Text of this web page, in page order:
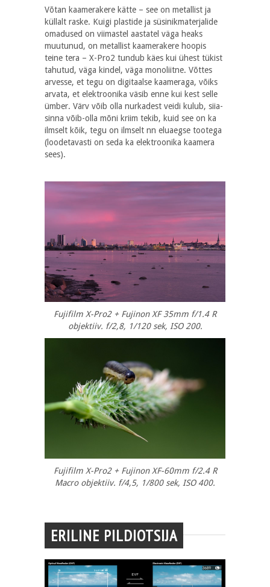
Võtan kaamerakere kätte – see on metallist ja
küllalt raske. Kuigi plastide ja süsinikmaterjalide
omadused on viimastel aastatel väga heaks
muutunud, on metallist kaamerakere hoopis
teine tera – X-Pro2 tundub käes kui ühest tükist
tahutud, väga kindel, väga monoliitne. Võttes
arvesse, et tegu on digitaalse kaameraga, võiks
arvata, et elektroonika väsib enne kui kest selle
ümber. Värv võib olla nurkadest veidi kulub, siia-
sinna võib-olla mõni kriim tekib, kuid see on ka
ilmselt kõik, tegu on ilmselt nn eluaegse tootega
(loodetavasti on seda ka elektroonika kaamera
sees).
Fujifilm X-Pro2 + Fujinon XF 35mm f/1.4 R
objektiiv. f/2,8, 1/120 sek, ISO 200.
Fujifilm X-Pro2 + Fujinon XF-60mm f/2.4 R
Macro objektiiv. f/4,5, 1/800 sek, ISO 400.
ERILINE PILDIOTSIJA